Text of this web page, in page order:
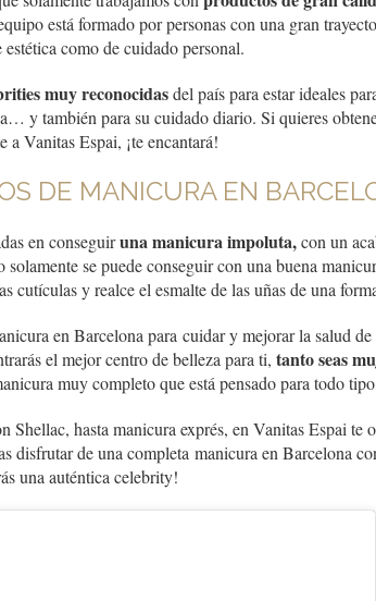
está formado por personas con una gran
como de cuidado personal.
muy reconocidasdel país para estar ideales
y también para su cuidado diario. Si quieres
Vanitas Espai, ¡te encantará!
DE MANICURA EN
en conseguiruna manicura impoluta,con un
se puede conseguir con una buena
cutículas y realce el esmalte de las uñas de una
en Barcelona para cuidar y mejorar la salud de
el mejor centro de belleza para ti, tanto seas
muy completo que está pensado para todo
Shellac, hasta manicura exprés, en Vanitas Espai te
disfrutar de una completa manicura en Barcelona
una auténtica celebrity!